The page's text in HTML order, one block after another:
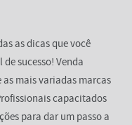
as dicas que você
sucesso! Venda
mais variadas marcas
capacitados
para dar um passo a